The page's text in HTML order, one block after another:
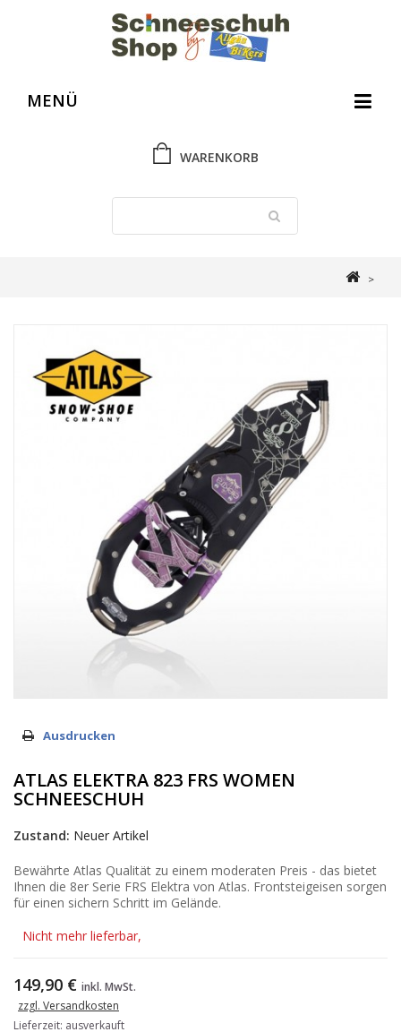
MENÜ
WARENKORB
>
Ausdrucken
ATLAS ELEKTRA 823 FRS WOMEN
SCHNEESCHUH
Zustand: Neuer Artikel
Bewährte Atlas Qualität zu einem moderaten Preis - das bietet
Ihnen die 8er Serie FRS Elektra von Atlas. Frontsteigeisen sorgen
für einen sichern Schritt im Gelände.
Nicht mehr lieferbar,
149,90 € inkl. MwSt.
zzgl. Versandkosten
Lieferzeit: ausverkauft